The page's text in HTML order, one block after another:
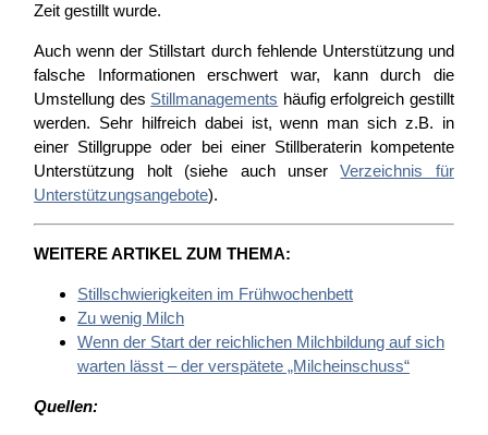
Zeit gestillt wurde.
Auch wenn der Stillstart durch fehlende Unterstützung und
falsche Informationen erschwert war, kann durch die
Umstellung des Stillmanagements häufig erfolgreich gestillt
werden. Sehr hilfreich dabei ist, wenn man sich z.B. in
einer Stillgruppe oder bei einer Stillberaterin kompetente
Unterstützung holt (siehe auch unserVerzeichnis für
Unterstützungsangebote).
WEITERE ARTIKEL ZUM THEMA:
Stillschwierigkeiten im Frühwochenbett
Zu wenig Milch
Wenn der Start der reichlichen Milchbildung auf sich
warten lässt – der verspätete „Milcheinschuss“
Quellen: